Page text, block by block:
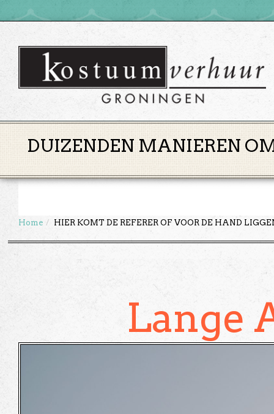
DUIZENDEN MANIEREN
Home HIER KOMT DE REFERER OF VOOR DE HAND
Lange